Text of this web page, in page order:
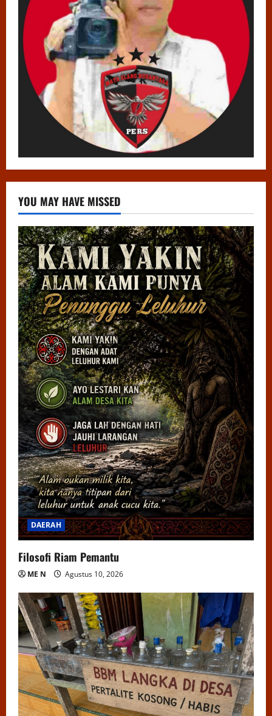
YOU MAY HAVE MISSED
DAERAH
Filosofi Riam Pemantu
ME N Agustus 10, 2026